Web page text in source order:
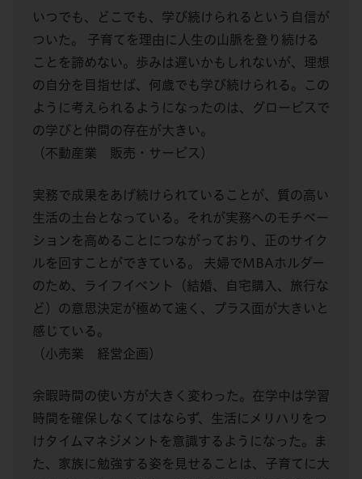
いつでも、どこでも、学び続けられるという自信が
ついた。 子育てを理由に人生の山脈を登り続ける
ことを諦めない。歩みは遅いかもしれないが、理想
の自分を目指せば、何歳でも学び続けられる。この
ように考えられるようになったのは、グロービスで
の学びと仲間の存在が大きい。
（不動産業 販売・サービス）
実務で成果をあげ続けられていることが、質の高い
生活の土台となっている。それが実務へのモチベー
ションを高めることにつながっており、正のサイク
ルを回すことができている。 夫婦でMBAホルダー
のため、ライフイベント（結婚、自宅購入、旅行な
ど）の意思決定が極めて速く、プラス面が大きいと
感じている。
（小売業 経営企画）
余暇時間の使い方が大きく変わった。在学中は学習
時間を確保しなくてはならず、生活にメリハリをつ
けタイムマネジメントを意識するようになった。ま
た、家族に勉強する姿を見せることは、子育てに大